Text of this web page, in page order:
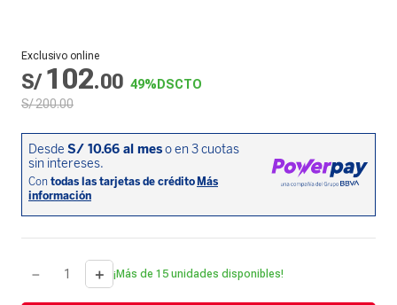
Exclusivo online
S/ 102.00 49% DSCTO
S/200.00
＋
－ ¡Más de 15 unidades disponibles!